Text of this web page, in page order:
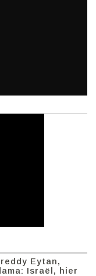
Eytan,
Israël, hier